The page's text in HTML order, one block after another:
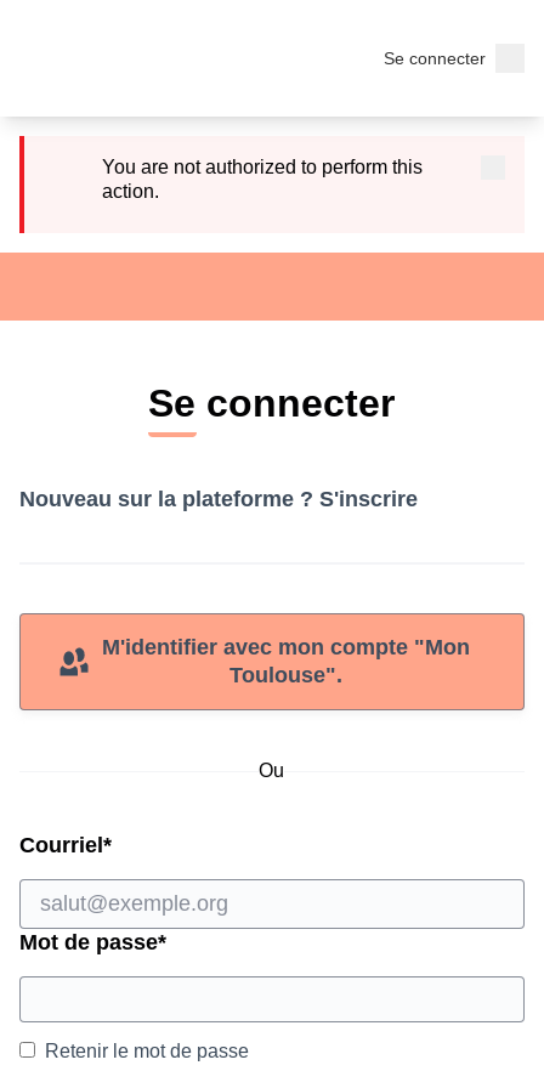
Se connecter
You are not authorized to perform this
action.
Se connecter
Nouveau sur la plateforme ? S'inscrire
M'identifier avec mon compte "Mon
Toulouse".
Ou
Courriel *Champ obligatoire
Mot de passe*Champ obligatoire
Retenir le mot de passe